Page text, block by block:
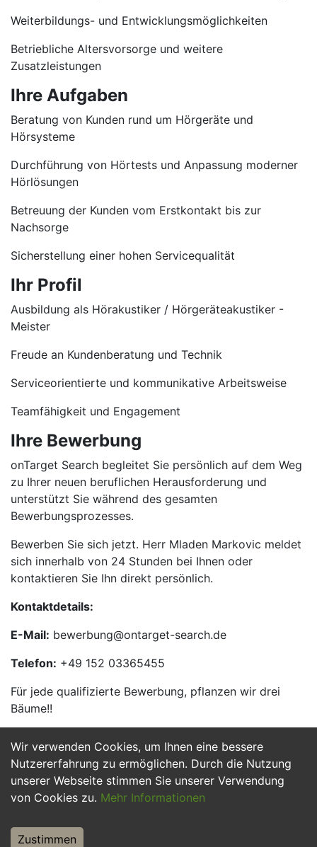
Wir verwenden Cookies, um Ihnen eine bessere
Nutzererfahrung zu ermöglichen. Durch die Nutzung
unserer Webseite stimmen Sie unserer Verwendung
von Cookies zu. Mehr Informationen
Zustimmen
Weiterbildungs- und Entwicklungsmöglichkeiten
Betriebliche Altersvorsorge und weitere
Zusatzleistungen
Ihre Aufgaben
Beratung von Kunden rund um Hörgeräte und
Hörsysteme
Durchführung von Hörtests und Anpassung moderner
Hörlösungen
Betreuung der Kunden vom Erstkontakt bis zur
Nachsorge
Sicherstellung einer hohen Servicequalität
Ihr Profil
Ausbildung als Hörakustiker / Hörgeräteakustiker -
Meister
Freude an Kundenberatung und Technik
Serviceorientierte und kommunikative Arbeitsweise
Teamfähigkeit und Engagement
Ihre Bewerbung
onTarget Search begleitet Sie persönlich auf dem Weg
zu Ihrer neuen beruflichen Herausforderung und
unterstützt Sie während des gesamten
Bewerbungsprozesses.
Bewerben Sie sich jetzt. Herr Mladen Markovic meldet
sich innerhalb von 24 Stunden bei Ihnen oder
kontaktieren Sie Ihn direkt persönlich.
Kontaktdetails:
E-Mail: bewerbung@ontarget-search.de
Telefon: +49 152 03365455
Für jede qualifizierte Bewerbung, pflanzen wir drei
Bäume!!
Jetzt Bewerben